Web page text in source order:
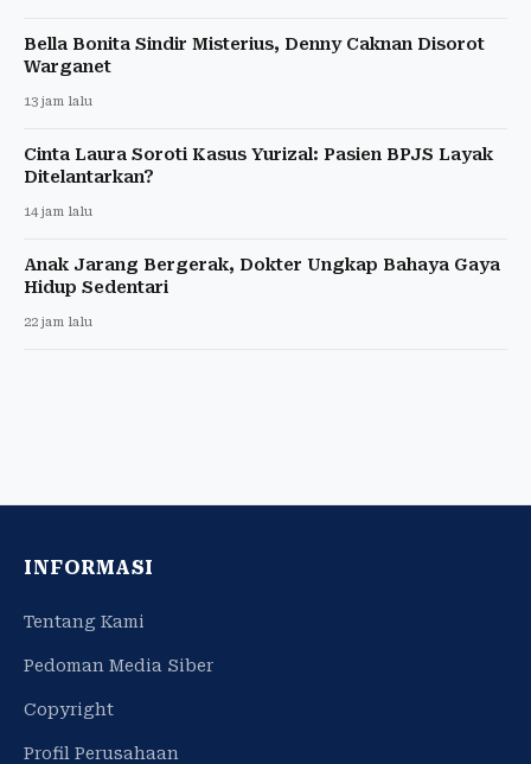
Bella Bonita Sindir Misterius, Denny Caknan Disorot
Warganet
13 jam lalu
Cinta Laura Soroti Kasus Yurizal: Pasien BPJS Layak
Ditelantarkan?
14 jam lalu
Anak Jarang Bergerak, Dokter Ungkap Bahaya Gaya
Hidup Sedentari
22 jam lalu
INFORMASI
Tentang Kami
Pedoman Media Siber
Copyright
Profil Perusahaan